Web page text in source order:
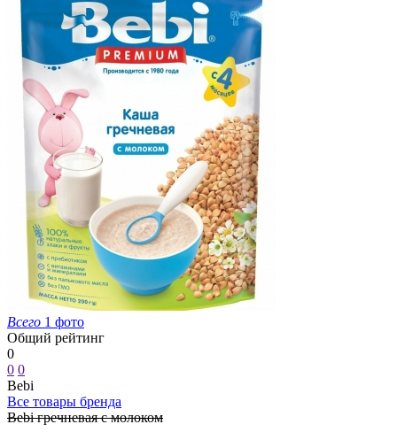
Всего 1 фото
Общий рейтинг
0
0 0
Bebi
Все товары бренда
Bebi гречневая с молоком